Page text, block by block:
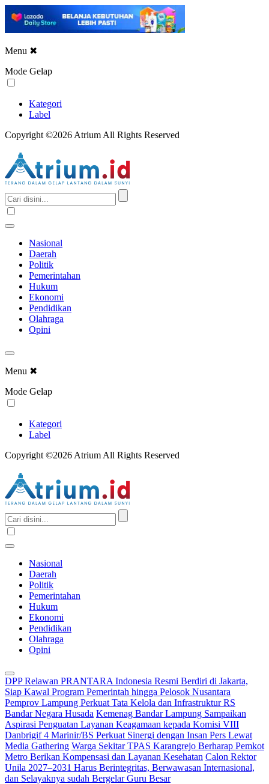
Menu ✖
Mode Gelap
Kategori
Label
Copyright ©2026 Atrium All Rights Reserved
Nasional
Daerah
Politik
Pemerintahan
Hukum
Ekonomi
Pendidikan
Olahraga
Opini
Menu ✖
Mode Gelap
Kategori
Label
Copyright ©2026 Atrium All Rights Reserved
Nasional
Daerah
Politik
Pemerintahan
Hukum
Ekonomi
Pendidikan
Olahraga
Opini
DPP Relawan PRANTARA Indonesia Resmi Berdiri di Jakarta,
Siap Kawal Program Pemerintah hingga Pelosok Nusantara
Pemprov Lampung Perkuat Tata Kelola dan Infrastruktur RS
Bandar Negara Husada Kemenag Bandar Lampung Sampaikan
Aspirasi Penguatan Layanan Keagamaan kepada Komisi VIII
Danbrigif 4 Marinir/BS Perkuat Sinergi dengan Insan Pers Lewat
Media Gathering Warga Sekitar TPAS Karangrejo Berharap Pemkot
Metro Berikan Kompensasi dan Layanan Kesehatan Calon Rektor
Unila 2027–2031 Harus Berintegritas, Berwawasan Internasional,
dan Selayaknya sudah Bergelar Guru Besar